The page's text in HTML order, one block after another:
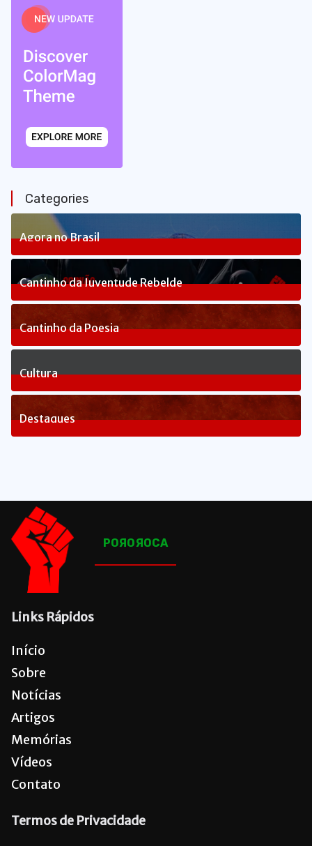
Categories
Agora no Brasil
235Posts
Cantinho da Juventude Rebelde
3Posts
Cantinho da Poesia
1Posts
Cultura
81Posts
Destaques
POЯOЯOCA
Links Rápidos
Início
Sobre
Notícias
Artigos
Memórias
Vídeos
Contato
Termos de Privacidade